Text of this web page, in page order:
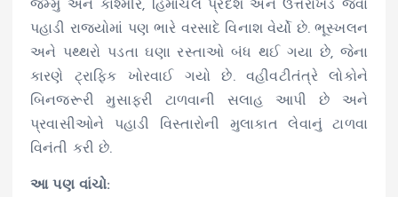
જમ્મુ અને કાશ્મીર, હિમાચલ પ્રદેશ અને ઉત્તરાખંડ જેવા
પહાડી રાજ્યોમાં પણ ભારે વરસાદે વિનાશ વેર્યો છે. ભૂસ્ખલન
અને પથ્થરો પડતા ઘણા રસ્તાઓ બંધ થઈ ગયા છે, જેના
કારણે ટ્રાફિક ખોરવાઈ ગયો છે. વહીવટીતંત્રે લોકોને
બિનજરૂરી મુસાફરી ટાળવાની સલાહ આપી છે અને
પ્રવાસીઓને પહાડી વિસ્તારોની મુલાકાત લેવાનું ટાળવા
વિનંતી કરી છે.
આ પણ વાંચો: